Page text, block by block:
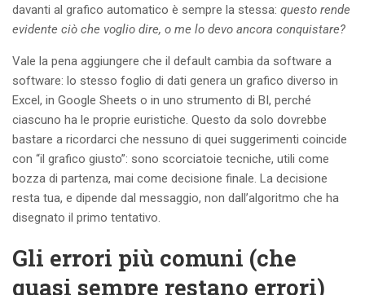
davanti al grafico automatico è sempre la stessa: questo rende
evidente ciò che voglio dire, o me lo devo ancora conquistare?
Vale la pena aggiungere che il default cambia da software a
software: lo stesso foglio di dati genera un grafico diverso in
Excel, in Google Sheets o in uno strumento di BI, perché
ciascuno ha le proprie euristiche. Questo da solo dovrebbe
bastare a ricordarci che nessuno di quei suggerimenti coincide
con “il grafico giusto”: sono scorciatoie tecniche, utili come
bozza di partenza, mai come decisione finale. La decisione
resta tua, e dipende dal messaggio, non dall’algoritmo che ha
disegnato il primo tentativo.
Gli errori più comuni (che
quasi sempre restano errori)